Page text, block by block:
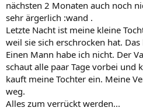
nächsten 2 Monaten auch noch
sehr ärgerlich :wand .
Letzte Nacht ist meine kleine
weil sie sich erschrocken hat.
Einen Mann habe ich nicht. Der
schaut alle paar Tage vorbei und
kauft meine Tochter ein. Meine
weg.
Alles zum verrückt werden...